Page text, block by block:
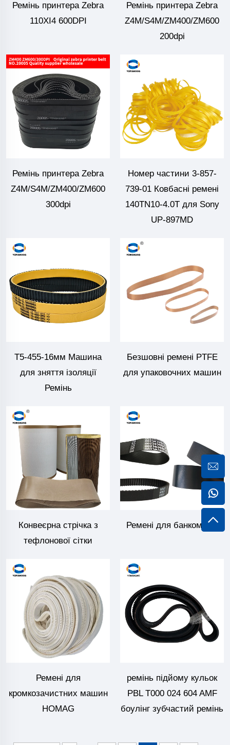
Ремінь принтера Zebra
110XI4 600DPI
Ремінь принтера Zebra
Z4M/S4M/ZM400/ZM600
200dpi
Ремінь принтера Zebra
Z4M/S4M/ZM400/ZM600
300dpi
Номер частини 3-857-
739-01 Ковбасні ремені
140TN10-4.0T для Sony
UP-897MD
T5-455-16мм Машина
для зняття ізоляції
Ремінь
Безшовні ремені PTFE
для упаковочних машин
Конвеєрна стрічка з
тефлонової сітки
Ремені для банкоматів
Ремені для
кромкозачистних машин
HOMAG
ремінь підйому кульок
PBL T000 024 604 AMF
боулінг зубчастий ремінь